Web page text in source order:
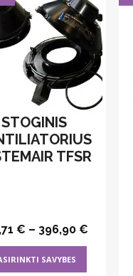
STOGINIS
TFSR
€ – 396,90 €
SAVYBES
product